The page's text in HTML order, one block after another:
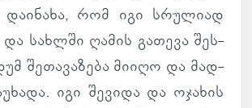
და­ი­ნახა, რომ იგი სრუ­ლიად
სახ­ლში ღამის გა­თევა შეს­
შე­თა­ვა­ზება მიიღო და მად­
იგი შე­ვიდა და ოჯა­ხის